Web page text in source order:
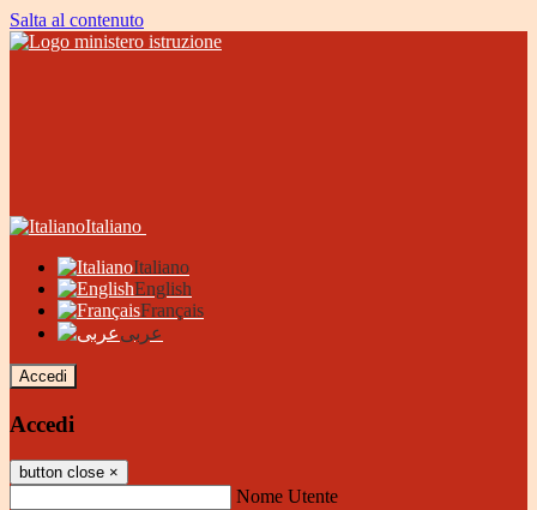
Salta al contenuto
Italiano
Italiano
English
Français
عربى
Accedi
Accedi
button close ×
Nome Utente